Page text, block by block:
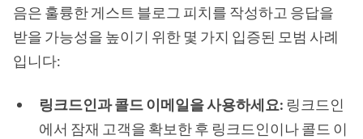
음은 훌륭한 게스트 블로그 피치를 작성하고 응답을
받을 가능성을 높이기 위한 몇 가지 입증된 모범 사례
입니다:
링크드인과 콜드 이메일을 사용하세요: 링크드인
에서 잠재 고객을 확보한 후 링크드인이나 콜드 이